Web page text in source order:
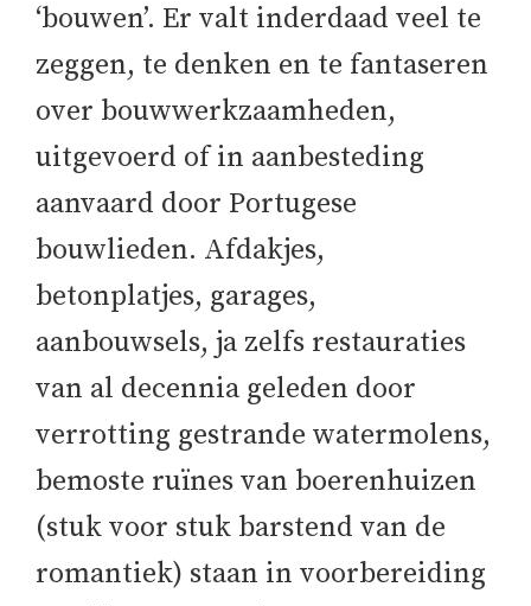
‘bouwen’. Er valt inderdaad veel te
zeggen, te denken en te fantaseren
over bouwwerkzaamheden,
uitgevoerd of in aanbesteding
aanvaard door Portugese
bouwlieden. Afdakjes,
betonplatjes, garages,
aanbouwsels, ja zelfs restauraties
van al decennia geleden door
verrotting gestrande watermolens,
bemoste ruïnes van boerenhuizen
(stuk voor stuk barstend van de
romantiek) staan in voorbereiding